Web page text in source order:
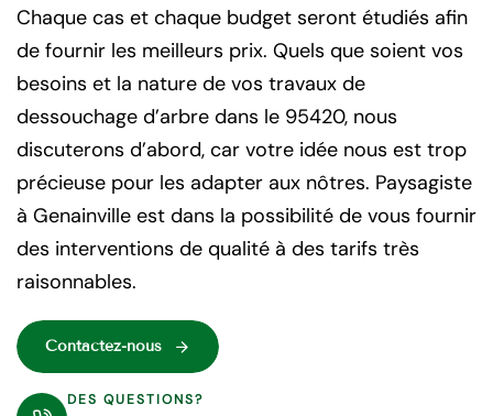
Chaque cas et chaque budget seront étudiés afin
de fournir les meilleurs prix. Quels que soient vos
besoins et la nature de vos travaux de
dessouchage d’arbre dans le 95420, nous
discuterons d’abord, car votre idée nous est trop
précieuse pour les adapter aux nôtres. Paysagiste
à Genainville est dans la possibilité de vous fournir
des interventions de qualité à des tarifs très
raisonnables.
Contactez-nous
DES QUESTIONS?